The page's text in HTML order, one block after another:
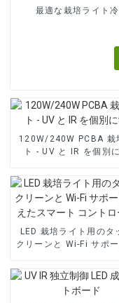
最適な栽培ライト
120W/240W PCBA 栽
ト - UV と IR を個別
LED 栽培ライト用のタ
クリーンと Wi-Fi サポー